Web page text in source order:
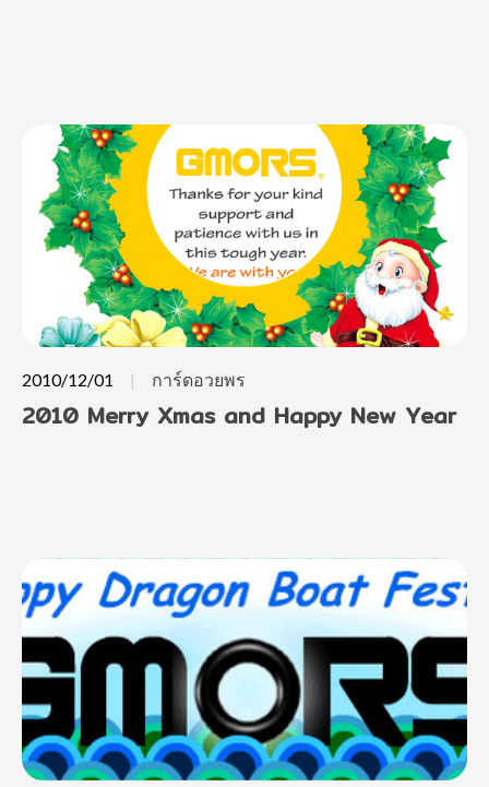
2010/12/01 การ์ดอวยพร
2010 Merry Xmas and Happy New Year